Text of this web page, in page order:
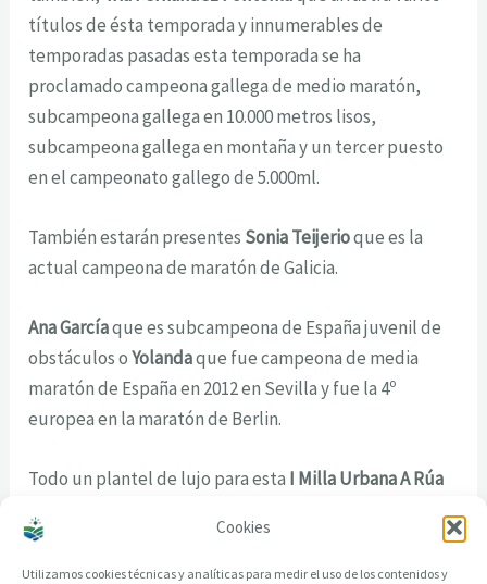
Cookies
Utilizamos cookies técnicas y analíticas para medir el uso de los contenidos y
títulos de ésta temporada y innumerables de
temporadas pasadas esta temporada se ha
proclamado campeona gallega de medio maratón,
subcampeona gallega en 10.000 metros lisos,
subcampeona gallega en montaña y un tercer puesto
en el campeonato gallego de 5.000ml.
También estarán presentes Sonia Teijerioque es la
actual campeona de maratón de Galicia.
Ana Garcíaque es subcampeona de España juvenil de
obstáculos oYolandaque fue campeona de media
maratón de España en 2012 en Sevilla y fue la 4º
europea en la maratón de Berlin.
Todo un plantel de lujo para esta I Milla Urbana A Rúa